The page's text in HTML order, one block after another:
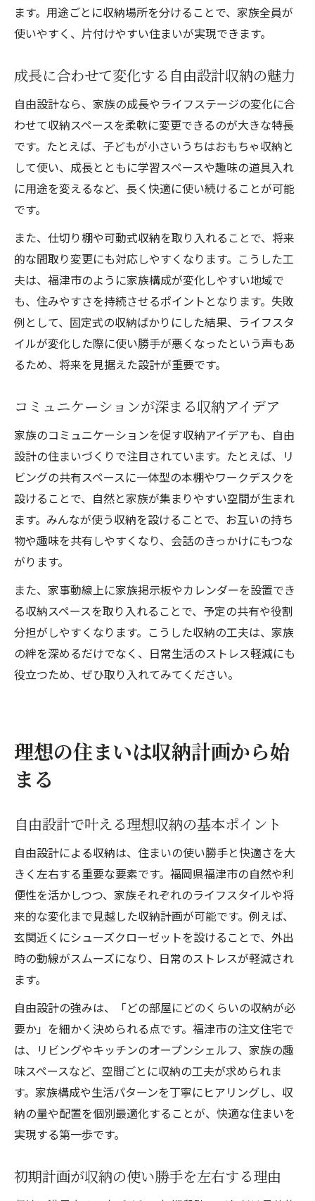
ます。用途ごとに収納場所を分けることで、家族全員が
使いやすく、片付けやすい住まいが実現できます。
成長に合わせて変化する自由設計収納の魅力
自由設計なら、家族の成長やライフステージの変化に合
わせて収納スペースを柔軟に変更できるのが大きな特長
です。たとえば、子どもが小さいうちはおもちゃ収納と
して使い、成長とともに学習スペースや趣味の道具入れ
に用途を変えるなど、長く快適に使い続けることが可能
です。
また、仕切り棚や可動式収納を取り入れることで、将来
的な間取り変更にも対応しやすくなります。こうした工
夫は、福津市のように家族構成が変化しやすい地域で
も、住みやすさを持続させるポイントとなります。失敗
例として、固定式の収納ばかりにした結果、ライフスタ
イルが変化した際に使い勝手が悪くなったという声もあ
るため、将来を見据えた設計が重要です。
コミュニケーションが深まる収納アイデア
家族のコミュニケーションを促す収納アイデアも、自由
設計の住まいづくりで注目されています。たとえば、リ
ビングの共有スペースに一体型の本棚やワークデスクを
設けることで、自然と家族が集まりやすい空間が生まれ
ます。みんなが使う収納を設けることで、お互いの持ち
物や趣味を共有しやすくなり、会話のきっかけにもつな
がります。
また、家事動線上に家族掲示板やカレンダーを設置でき
る収納スペースを取り入れることで、予定の共有や役割
分担がしやすくなります。こうした収納の工夫は、家族
の絆を深めるだけでなく、日常生活のストレス軽減にも
役立つため、ぜひ取り入れてみてください。
理想の住まいは収納計画から始
まる
自由設計で叶える理想収納の基本ポイント
自由設計による収納は、住まいの使い勝手と快適さを大
きく左右する重要な要素です。福岡県福津市の自然や利
便性を活かしつつ、家族それぞれのライフスタイルや将
来的な変化まで見越した収納計画が可能です。例えば、
玄関近くにシューズクローゼットを設けることで、外出
時の動線がスムーズになり、日常のストレスが軽減され
ます。
自由設計の強みは、「どの部屋にどのくらいの収納が必
要か」を細かく決められる点です。福津市の注文住宅で
は、リビングやキッチンのオープンシェルフ、家族の趣
味スペースなど、空間ごとに収納の工夫が求められま
す。家族構成や生活パターンを丁寧にヒアリングし、収
納の量や配置を個別最適化することが、快適な住まいを
実現する第一歩です。
初期計画が収納の使い勝手を左右する理由